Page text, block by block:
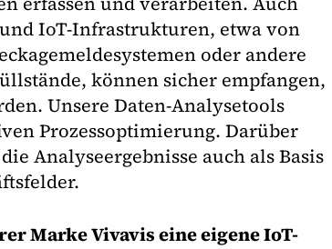
IoT-Infrastrukturen, etwa von
oder andere
können sicher empfangen,
Unsere Daten-Analysetools
Prozessoptimierung. Darüber
Analyseergebnisse auch als Basis
Marke Vivavis eine eigene IoT-